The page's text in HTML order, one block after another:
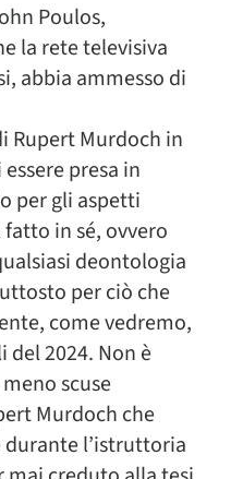
Poulos,
la rete televisiva
abbia ammesso di
Rupert Murdoch in
presa in
per gli aspetti
in sé, ovvero
deontologia
per ciò che
come vedremo,
2024. Non è
scuse
Murdoch che
l’istruttoria